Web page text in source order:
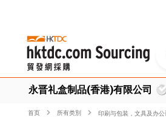
永晋礼盒制品(香港)有限公司
首页 所有类別 印刷与包装，文具及办公